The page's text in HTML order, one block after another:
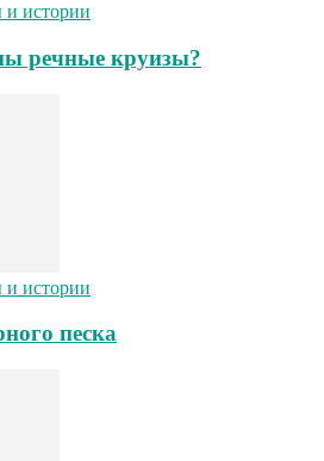
и истории
речные круизы?
и истории
песка